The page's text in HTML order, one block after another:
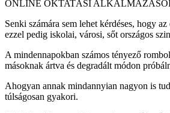
ONLINE OKTATÁSI
Senki számára sem lehet kérdéses, hogy
ezzel pedig iskolai, városi, sőt országos
A mindennapokban számos tényező
másoknak ártva és degradált módon
Ahogyan annak mindannyian nagyon is
túlságosan gyakori.